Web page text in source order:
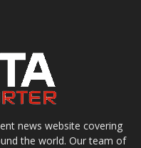
news website covering
the world. Our team of